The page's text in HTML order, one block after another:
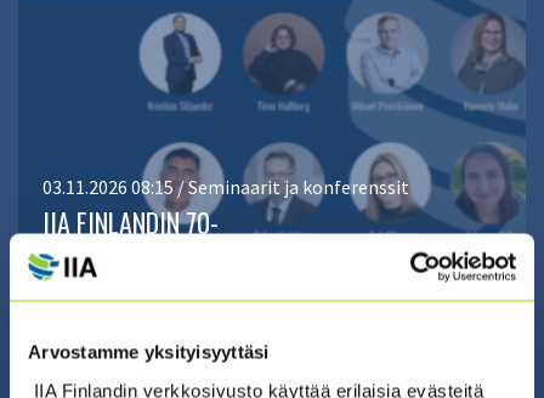
Arvostamme yksityisyyttäsi
IIA Finlandin verkkosivusto käyttää erilaisia evästeitä
03.11.2026 08:15 / Seminaarit ja konferenssit
IIA FINLANDIN 70-
VUOTISJUHLASEMINAARI 2026